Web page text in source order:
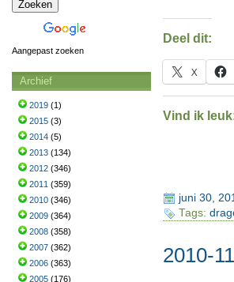
Deel dit:
X
Vind ik
juni 30,
Tags:
2010-
Aangepast zoeken
Archief
2019 (1)
2015 (3)
2014 (5)
2013 (134)
2012 (346)
2011 (359)
2010 (346)
2009 (364)
2008 (358)
2007 (362)
2006 (363)
2005 (176)